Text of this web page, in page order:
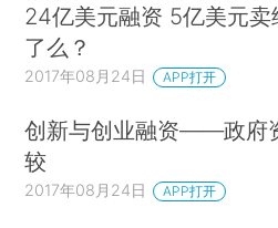
24亿美元融资 5亿美元卖
了么？
2017年08月24日 APP打开
创新与创业融资——政府
较
2017年08月24日 APP打开